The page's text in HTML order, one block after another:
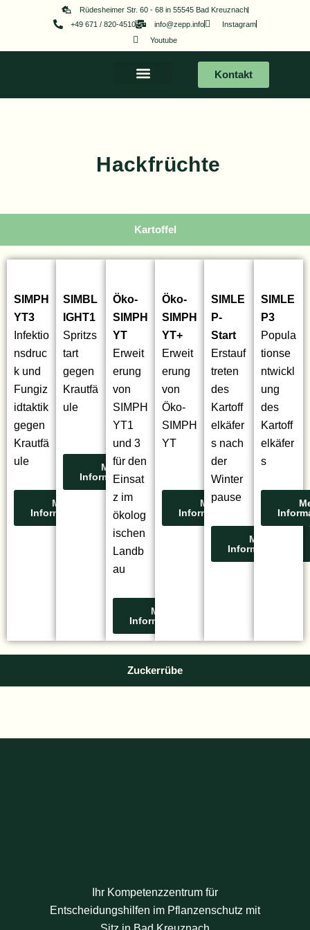
Rüdesheimer Str. 60 - 68 in 55545 Bad Kreuznach
+49 671 / 820-4510
info@zepp.info
Instagram
Youtube
Kontakt
Hackfrüchte
Kartoffel
Zuckerrübe
SIMPH
YT3
Infektio
nsdruc
k und
Fungiz
idtaktik
gegen
Krautfä
ule
Mehr
Informationen
SIMBL
IGHT1
Spritzs
tart
gegen
Krautfä
ule
Mehr
Informationen
Öko-
SIMPH
YT
Erweit
erung
von
SIMPH
YT1
und 3
für den
Einsat
z im
ökolog
ischen
Landb
au
Mehr
Informationen
Öko-
SIMPH
YT+
Erweit
erung
von
Öko-
SIMPH
YT
Mehr
Informationen
SIMLE
P-
Start
Erstauf
treten
des
Kartoff
elkäfer
s nach
der
Winter
pause
Mehr
Informationen
SIMLE
P3
Popula
tionse
ntwickl
ung
des
Kartoff
elkäfer
s
Ihr Kompetenzzentrum für
Entscheidungshilfen im Pflanzenschutz mit